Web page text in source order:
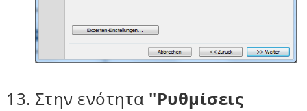
Στην ενότητα "Ρυθμίσεις